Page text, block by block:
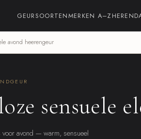
GEURSOORTENMERKEN A–Z HEREN
avond heerengeur
sensuele
avond — warm, sensueel